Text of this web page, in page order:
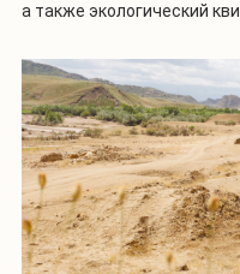
а также экологический